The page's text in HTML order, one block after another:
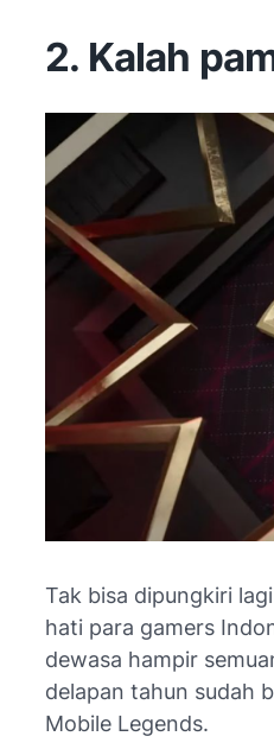
2. Kalah
Tak bisa dipungkiri
hati para gamers
dewasa hampir
delapan tahun sudah
Mobile Legends.